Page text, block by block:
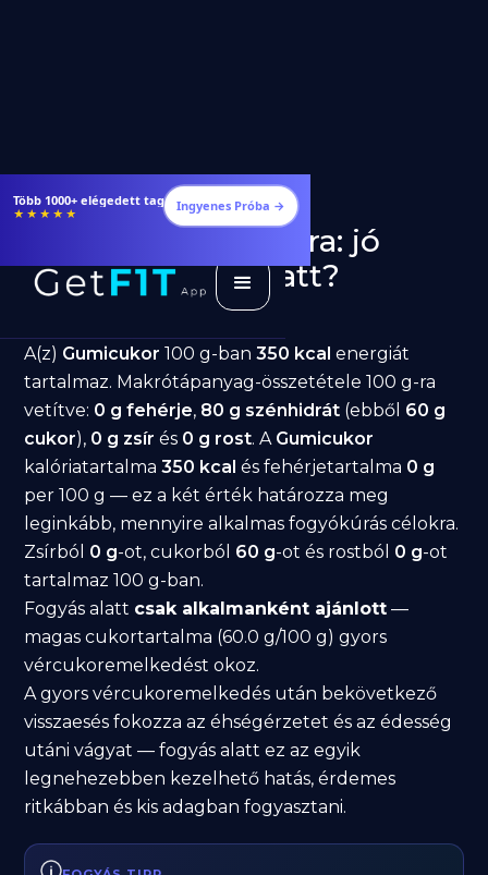
Étrendek, receptek és edzéstervek
★★★★★ Ingyenes Próba →
Gumicukor fogyásra: jó
választás diéta alatt?
A(z) Gumicukor 100 g-ban350 kcal energiát
tartalmaz. Makrótápanyag-összetétele 100 g-ra
vetítve: 0 g fehérje, 80 g szénhidrát (ebből 60 g
cukor), 0 g zsír és 0 g rost. A Gumicukor
kalóriatartalma350 kcal és fehérjetartalma 0 g
per 100 g — ez a két érték határozza meg
leginkább, mennyire alkalmas fogyókúrás célokra.
Zsírból 0 g-ot, cukorból 60 g-ot és rostból 0 g-ot
tartalmaz 100 g-ban.
Fogyás alatt csak alkalmanként ajánlott —
magas cukortartalma (60.0 g/100 g) gyors
vércukoremelkedést okoz.
A gyors vércukoremelkedés után bekövetkező
visszaesés fokozza az éhségérzetet és az édesség
utáni vágyat — fogyás alatt ez az egyik
legnehezebben kezelhető hatás, érdemes
ritkábban és kis adagban fogyasztani.